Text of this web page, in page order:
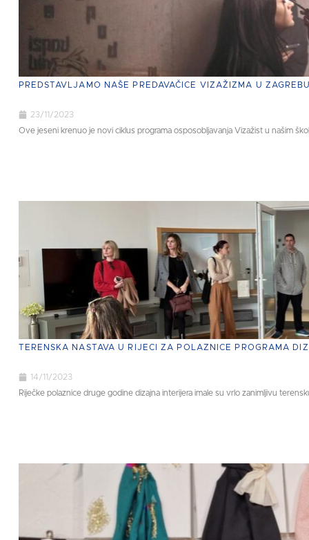
PREDSTAVLJAMO NAŠE PREDAVAČICE VIZAŽIZMA U
23/11/2023
Ove jeseni krenuo je novi ciklus programa osposobljavanja Vizažist u našim
TERENSKA NASTAVA U RIJECI ZA POLAZNICE PROGRAMA
14/11/2023
Riječke polaznice druge godine dizajna interijera imale su vrlo zanimljivu